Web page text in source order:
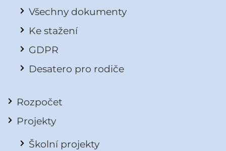
Všechny dokumenty
Ke stažení
GDPR
Desatero pro rodiče
Rozpočet
Projekty
Školní projekty